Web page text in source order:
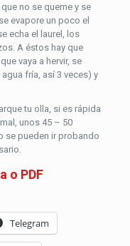
no se queme y se
evapore un poco el
echa el laurel, los
A éstos hay que
vaya a hervir, se
fría, así 3 veces) y
tu olla, si es rápida
unos 45 – 50
se pueden ir probando
o PDF
Telegram